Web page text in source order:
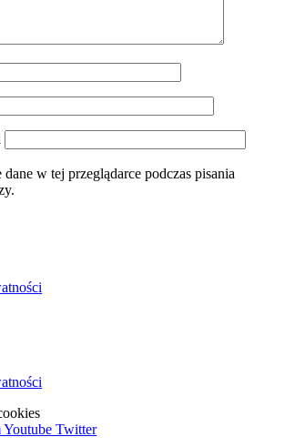
w tej przeglądarce podczas pisania
Youtube Twitter